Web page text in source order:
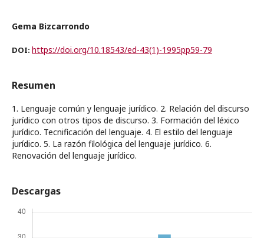
Gema Bizcarrondo
DOI: https://doi.org/10.18543/ed-43(1)-1995pp59-79
Resumen
1. Lenguaje común y lenguaje jurídico. 2. Relación del discurso
jurídico con otros tipos de discurso. 3. Formación del léxico
jurídico. Tecnificación del lenguaje. 4. El estilo del lenguaje
jurídico. 5. La razón filológica del lenguaje jurídico. 6.
Renovación del lenguaje jurídico.
Descargas